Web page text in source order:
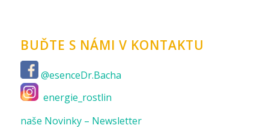
BUĎTE S NÁMI V KONTAKTU
@esenceDr.Bacha
energie_rostlin
naše Novinky – Newsletter